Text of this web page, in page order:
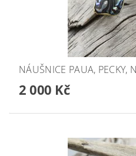
NÁUŠNICE PAUA, PECKY,
2 000 Kč